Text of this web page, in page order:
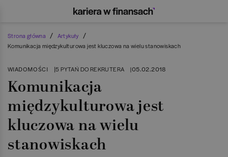
Strona główna / Artykuły /
Komunikacja międzykulturowa jest kluczowa na wielu stanowiskach
WIADOMOŚCI |5 PYTAŃ DO REKRUTERA |05.02.2018
Komunikacja
międzykulturowa jest
kluczowa na wielu
stanowiskach